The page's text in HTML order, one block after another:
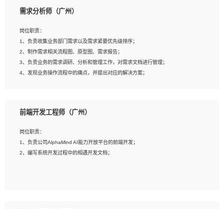
1、全日制本科计算机相关专业毕业，3年以上相关工作经验；
3、熟练使用脚本语言，shell/python任一种，熟练使用Ansible
4、熟悉linux常见服务、中间件的基本原理、部署以及故障处理，如：Mysql、
Apache、Nginx、Zabbix、Kafka等
5、熟悉主流虚拟化技术，如：VMware、KVM
6、具备网络方面的基础知识，熟悉常见的网络协议，如TCP/IP，转发原理，路由优
8、有良好的文档编写能力和沟通能力，有RHCE证书优先
需求分析师（广州）
岗位职责：
1、负责收集业务部门需求以及需求紧要优先级排序；
2、制作需求相关流程图、原型图、需求报告；
3、负责业务的需求调研、分析和管理工作，对需求文档进行管理；
4、发现业务操作流程中的痛点，并提出对应的解决方案；
岗位要求：
2、熟悉产品及需求规划工具，如:Axure、Xmind、MS Project等；
3、具备良好的交流协调能力，有较强的责任感、工作积极主动；
4、有较强的系统需求分析、文档编写能力、沟通能力；
前端开发工程师（广州）
岗位职责：
1、负责公司AlphaMind AI能力开放平台的前端开发；
2、编写系统开发过程中的相遇开发文档；